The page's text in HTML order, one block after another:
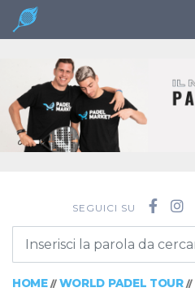
SEGUICI SU
HOME// WORLD PADEL TOUR//